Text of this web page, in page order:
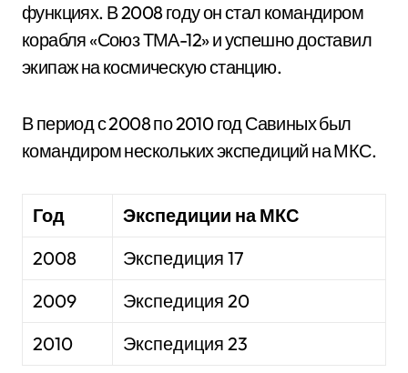
функциях. В 2008 году он стал командиром
корабля «Союз ТМА-12» и успешно доставил
экипаж на космическую станцию.
В период с 2008 по 2010 год Савиных был
командиром нескольких экспедиций на МКС.
Год
Экспедиции на МКС
2008
Экспедиция 17
2009
Экспедиция 20
2010
Экспедиция 23